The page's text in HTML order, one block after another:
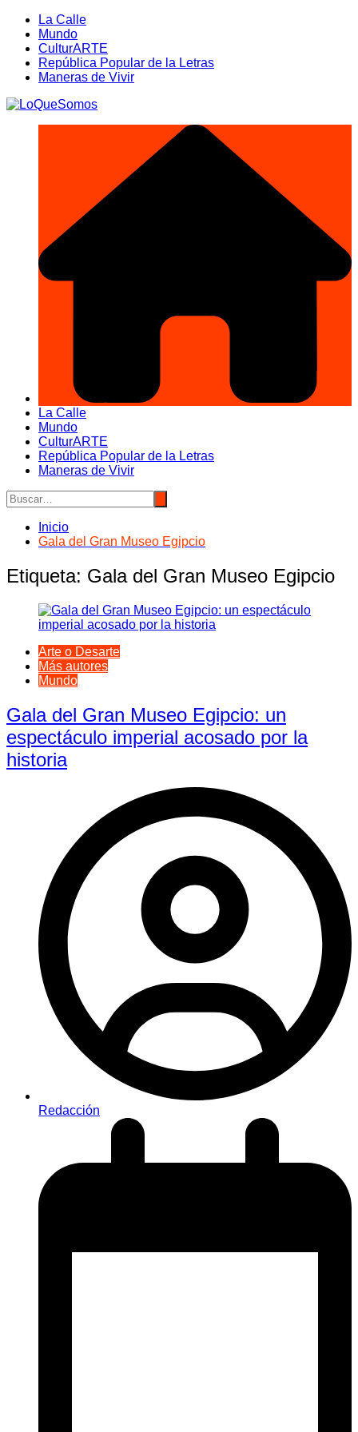
Saltar
contenido
La Calle
Mundo
CulturARTE
República Popular de la Letras
Maneras de Vivir
La Calle
Mundo
CulturARTE
República Popular de la Letras
Maneras de Vivir
Inicio
Gala del Gran Museo Egipcio
Etiqueta: Gala del Gran Museo Egipcio
Arte o Desarte
Más autores
Mundo
Gala del Gran Museo Egipcio: un
espectáculo imperial acosado por la
historia
Redacción